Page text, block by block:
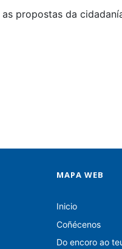
propostas da
MAPA WEB
Inicio
Coñécenos
Do encoro ao